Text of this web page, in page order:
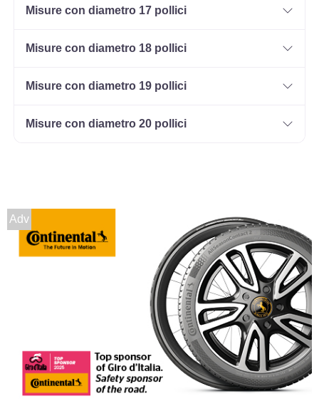
Misure con diametro 17 pollici
Misure con diametro 18 pollici
Misure con diametro 19 pollici
Misure con diametro 20 pollici
Adv